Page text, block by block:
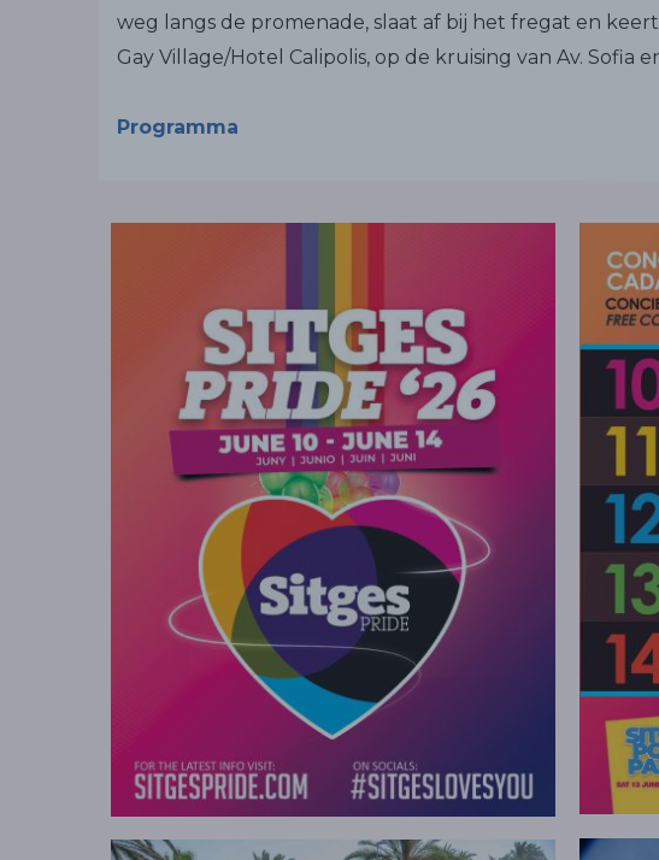
weg langs de promenade, slaat af bij het fregat en
Gay Village/Hotel Calipolis, op de kruising van Av. Sofia
Programma